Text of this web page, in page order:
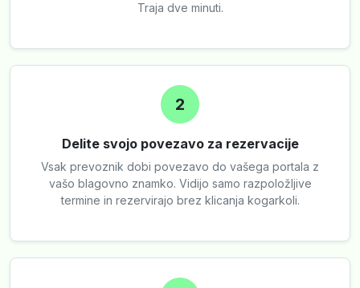
Traja dve minuti.
2
Delite svojo povezavo za rezervacije
Vsak prevoznik dobi povezavo do vašega portala z
vašo blagovno znamko. Vidijo samo razpoložljive
termine in rezervirajo brez klicanja kogarkoli.